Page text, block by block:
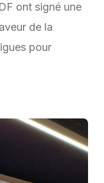
ont signé une
de la
pour